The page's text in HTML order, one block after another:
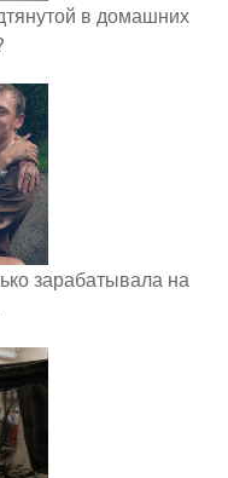
в домашних
зарабатывала на